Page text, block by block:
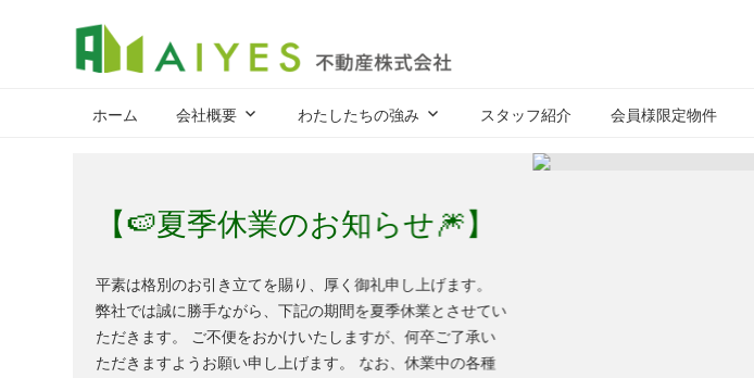
産
会
社
ホーム 会社概要 わたしたちの強み スタッフ紹介 会員様限定物件
【🍉夏季休業のお知らせ🎆】
平素は格別のお引き立てを賜り、厚く御礼申し上げます。
弊社では誠に勝手ながら、下記の期間を夏季休業とさせてい
ただきます。 ご不便をおかけいたしますが、何卒ご了承い
ただきますようお願い申し上げます。 なお、休業中の各種